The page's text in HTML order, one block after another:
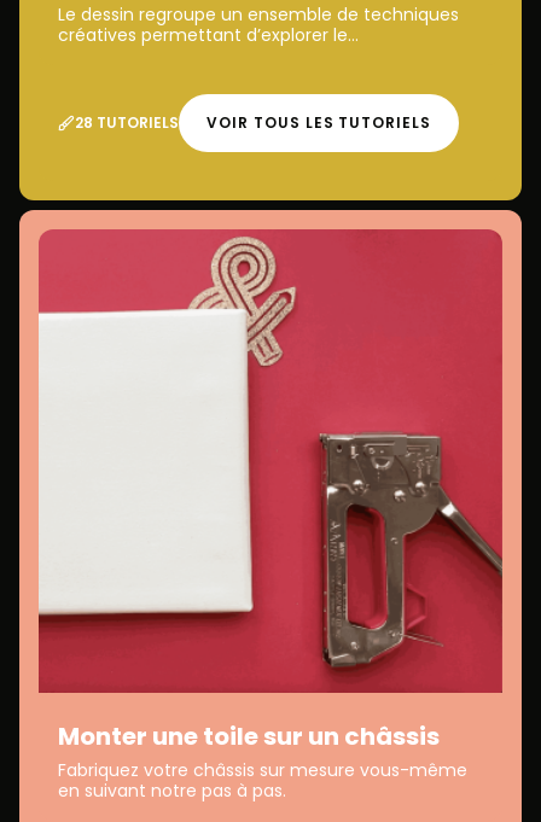
Le dessin regroupe un ensemble de techniques
créatives permettant d’explorer le...
28 TUTORIELS VOIR TOUS LES TUTORIELS
Monter une toile sur un châssis
Fabriquez votre châssis sur mesure vous-même
en suivant notre pas à pas.